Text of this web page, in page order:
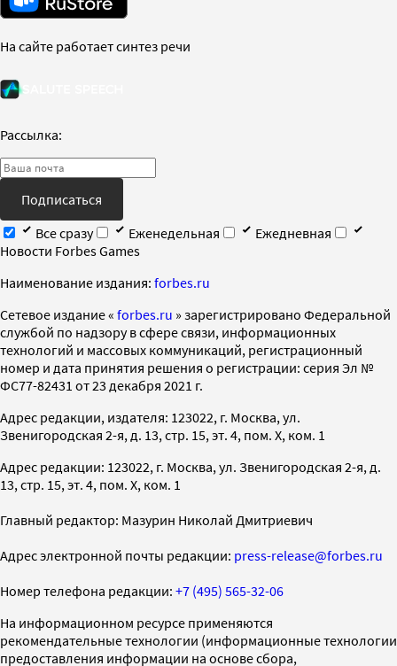
На сайте работает синтез речи
Рассылка:
Подписаться
Все сразу
Еженедельная
Ежедневная
Новости Forbes Games
Наименование издания: forbes.ru
Cетевое издание « forbes.ru » зарегистрировано Федеральной
службой по надзору в сфере связи, информационных
технологий и массовых коммуникаций, регистрационный
номер и дата принятия решения о регистрации: серия Эл №
ФС77-82431 от 23 декабря 2021 г.
Адрес редакции, издателя: 123022, г. Москва, ул.
Звенигородская 2-я, д. 13, стр. 15, эт. 4, пом. X, ком. 1
Адрес редакции: 123022, г. Москва, ул. Звенигородская 2-я, д.
13, стр. 15, эт. 4, пом. X, ком. 1
Главный редактор: Мазурин Николай Дмитриевич
Адрес электронной почты редакции: press-release@forbes.ru
Номер телефона редакции: +7 (495) 565-32-06
На информационном ресурсе применяются
рекомендательные технологии (информационные технологии
предоставления информации на основе сбора,